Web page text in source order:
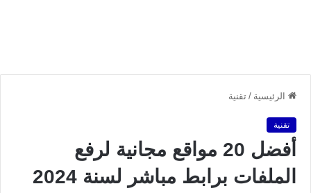
الرئيسية / تقنية
تقنية
أفضل 20 مواقع مجانية لرفع
الملفات برابط مباشر لسنة 2024